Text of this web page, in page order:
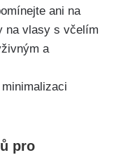
ani na‌
‌na vlasy s včelím
a
pro